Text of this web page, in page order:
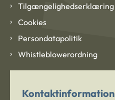
Tilgængelighedserklæring
Cookies
Persondatapolitik
Whistleblowerordning
Kontaktinformation